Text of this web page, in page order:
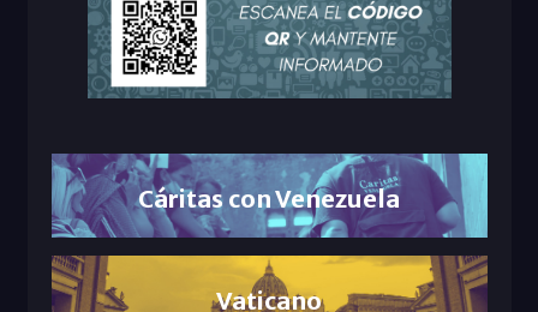
Cáritas con Venezuela
Vaticano